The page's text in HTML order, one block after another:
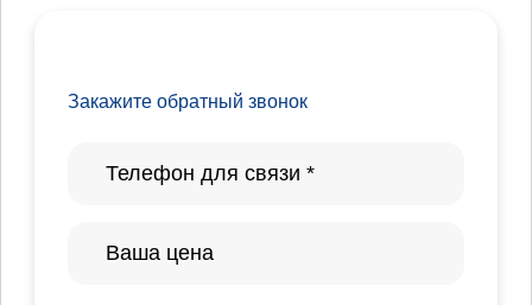
Закажите обратный звонок